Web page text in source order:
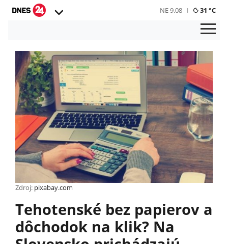
NE 9.08 31 °C
Zdroj: pixabay.com
Tehotenské bez papierov a
dôchodok na klik? Na